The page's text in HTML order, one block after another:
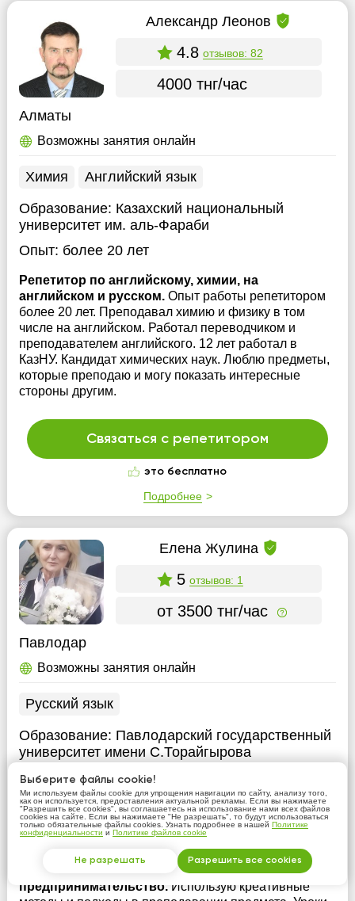
Александр Леонов
4.8 отзывов: 82
4000 тнг/час
Алматы
Возможны занятия онлайн
Химия
Английский язык
Образование: Казахский национальный
университет им. аль-Фараби
Опыт: более 20 лет
Репетитор по английскому, химии, на
английском и русском. Опыт работы репетитором
более 20 лет. Преподавал химию и физику в том
числе на английском. Работал переводчиком и
преподавателем английского. 12 лет работал в
КазНУ. Кандидат химических наук. Люблю предметы,
которые преподаю и могу показать интересные
стороны другим.
Связаться с репетитором
это бесплатно
Подробнее
Елена Жулина
5 отзывов: 1
от 3500 тнг/час
Павлодар
Возможны занятия онлайн
Русский язык
Образование: Павлодарский государственный
университет имени С.Торайгырова
Опыт: более 10 лет
Педагог-исследователь (категория с 2020г).
Имею опыт работы с младшим школьным
возрастом, средний возраст и выпускные
классы. Опыт подготовки к ЕНТ. Преподаю
курсы журналистики. Курс Бизнес и
предпринимательство. Использую креативные
Выберите файлы cookie!
Ми используем файлы cookie для упрощения навигации по сайту, анализу того,
как он используется, предоставления актуальной рекламы. Если вы нажимаете
"Разрешить все cookies", вы соглашаетесь на использование нами всех файлов
cookies на сайте. Если вы нажимаете "Не разрешать", то будут использоваться
только обязательные файлы cookies. Узнать подробнее в нашей Политике
конфиденциальности и Политике файлов cookie
Разрешить все cookies
Не разрешать